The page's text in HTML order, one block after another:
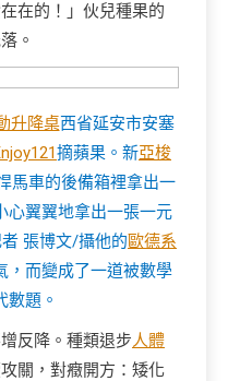
在的！」伙兒種果的
。
升降桌西省延安市安塞
摘蘋果。 新亞梭
馬車的後備箱裡拿出一
心翼翼地拿出一張一元
者 張博文/攝他的歐德系
，而變成了一道被數學
數題。
反降。種類退步人體
關，對癥開方：矮化